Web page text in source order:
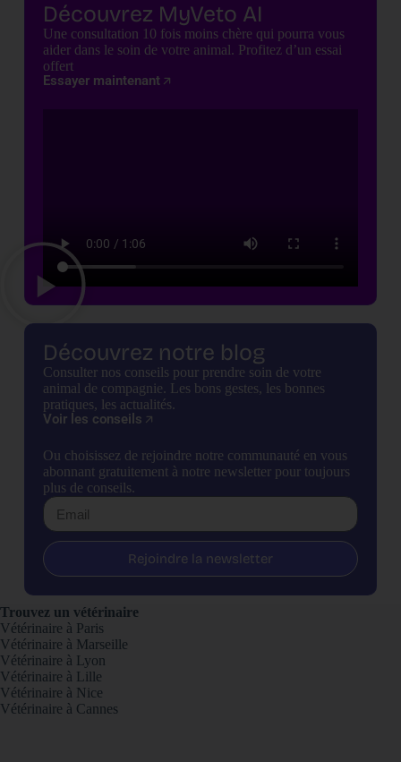
Découvrez MyVeto AI
Une consultation 10 fois moins chère qui pourra vous
aider dans le soin de votre animal. Profitez d’un essai
offert
Essayer maintenant
Découvrez notre blog
Consulter nos conseils pour prendre soin de votre
animal de compagnie. Les bons gestes, les bonnes
pratiques, les actualités.
Voir les conseils
Ou choisissez de rejoindre notre communauté en vous
abonnant gratuitement à notre newsletter pour toujours
plus de conseils.
Rejoindre la newsletter
Trouvez un vétérinaire
Vétérinaire à Paris
Vétérinaire à Marseille
Vétérinaire à Lyon
Vétérinaire à Lille
Vétérinaire à Nice
Vétérinaire à Cannes